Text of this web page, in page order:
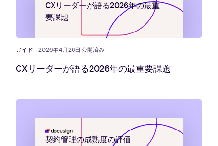
CXリーダーが語る2026年の最重
要課題
ガイド 2026年4月26日公開済み
CXリーダーが語る2026年の最重要課題
契約管理の成熟度の評価